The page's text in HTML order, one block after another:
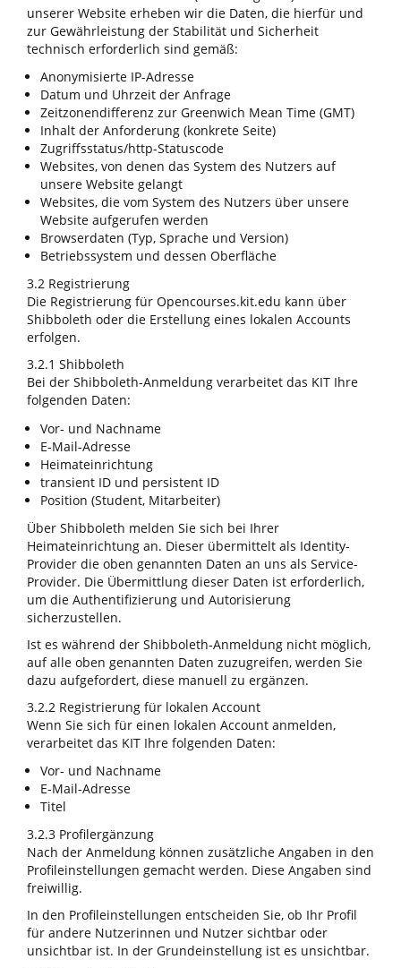
unserer Website erheben wir die Daten, die hierfür und
zur Gewährleistung der Stabilität und Sicherheit
technisch erforderlich sind gemäß:
Anonymisierte IP-Adresse
Datum und Uhrzeit der Anfrage
Zeitzonendifferenz zur Greenwich Mean Time (GMT)
Inhalt der Anforderung (konkrete Seite)
Zugriffsstatus/http-Statuscode
Websites, von denen das System des Nutzers auf
unsere Website gelangt
Websites, die vom System des Nutzers über unsere
Website aufgerufen werden
Browserdaten (Typ, Sprache und Version)
Betriebssystem und dessen Oberfläche
3.2 Registrierung
Die Registrierung für Opencourses.kit.edu kann über
Shibboleth oder die Erstellung eines lokalen Accounts
erfolgen.
3.2.1 Shibboleth
Bei der Shibboleth-Anmeldung verarbeitet das KIT Ihre
folgenden Daten:
Vor- und Nachname
E-Mail-Adresse
Heimateinrichtung
transient ID und persistent ID
Position (Student, Mitarbeiter)
Über Shibboleth melden Sie sich bei Ihrer
Heimateinrichtung an. Dieser übermittelt als Identity-
Provider die oben genannten Daten an uns als Service-
Provider. Die Übermittlung dieser Daten ist erforderlich,
um die Authentifizierung und Autorisierung
sicherzustellen.
Ist es während der Shibboleth-Anmeldung nicht möglich,
auf alle oben genannten Daten zuzugreifen, werden Sie
dazu aufgefordert, diese manuell zu ergänzen.
3.2.2 Registrierung für lokalen Account
Wenn Sie sich für einen lokalen Account anmelden,
verarbeitet das KIT Ihre folgenden Daten:
Vor- und Nachname
E-Mail-Adresse
Titel
3.2.3 Profilergänzung
Nach der Anmeldung können zusätzliche Angaben in den
Profileinstellungen gemacht werden. Diese Angaben sind
freiwillig.
In den Profileinstellungen entscheiden Sie, ob Ihr Profil
für andere Nutzerinnen und Nutzer sichtbar oder
unsichtbar ist. In der Grundeinstellung ist es unsichtbar.